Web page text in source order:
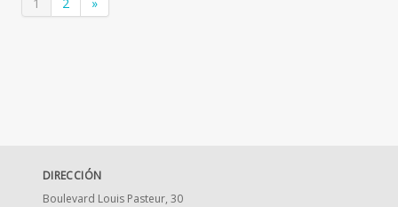
DIRECCIÓN
Boulevard Louis Pasteur, 30